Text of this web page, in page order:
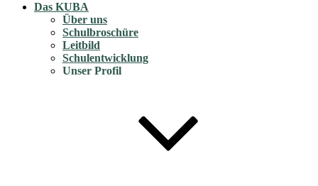
Das KUBA
Über uns
Schulbroschüre
Leitbild
Schulentwicklung
Unser Profil